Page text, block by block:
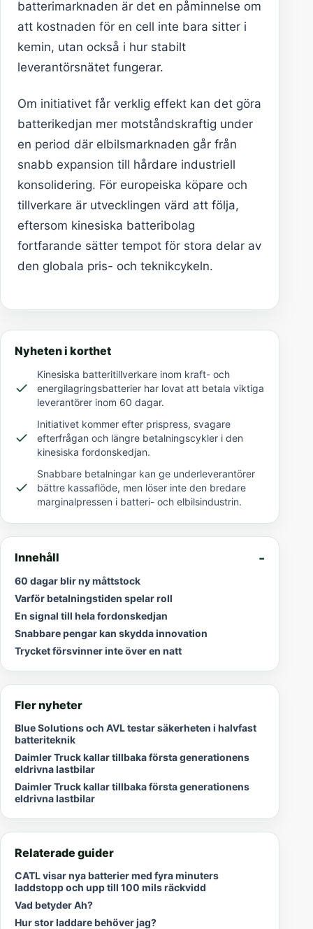
batterimarknaden är det en påminnelse om
att kostnaden för en cell inte bara sitter i
kemin, utan också i hur stabilt
leverantörsnätet fungerar.
Om initiativet får verklig effekt kan det göra
batterikedjan mer motståndskraftig under
en period där elbilsmarknaden går från
snabb expansion till hårdare industriell
konsolidering. För europeiska köpare och
tillverkare är utvecklingen värd att följa,
eftersom kinesiska batteribolag
fortfarande sätter tempot för stora delar av
den globala pris- och teknikcykeln.
Nyheten i korthet
Kinesiska batteritillverkare inom kraft- och
energilagringsbatterier har lovat att betala viktiga
leverantörer inom 60 dagar.
Initiativet kommer efter prispress, svagare
efterfrågan och längre betalningscykler i den
kinesiska fordonskedjan.
Snabbare betalningar kan ge underleverantörer
bättre kassaflöde, men löser inte den bredare
marginalpressen i batteri- och elbilsindustrin.
Innehåll
60 dagar blir ny måttstock
Varför betalningstiden spelar roll
En signal till hela fordonskedjan
Snabbare pengar kan skydda innovation
Trycket försvinner inte över en natt
Fler nyheter
Blue Solutions och AVL testar säkerheten i halvfast
batteriteknik
Daimler Truck kallar tillbaka första generationens
eldrivna lastbilar
Daimler Truck kallar tillbaka första generationens
eldrivna lastbilar
Relaterade guider
CATL visar nya batterier med fyra minuters
laddstopp och upp till 100 mils räckvidd
Vad betyder Ah?
Hur stor laddare behöver jag?